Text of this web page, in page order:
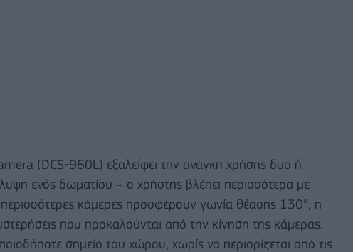
(DCS-960L) εξαλείφει την ανάγκη χρήσης δυο ή
ενός δωματίου – ο χρήστης βλέπει περισσότερα με
κάμερες προσφέρουν γωνία θέασης 130°, η
που προκαλούνται από την κίνηση της κάμερας.
σημείο του χώρου, χωρίς να περιορίζεται από τις